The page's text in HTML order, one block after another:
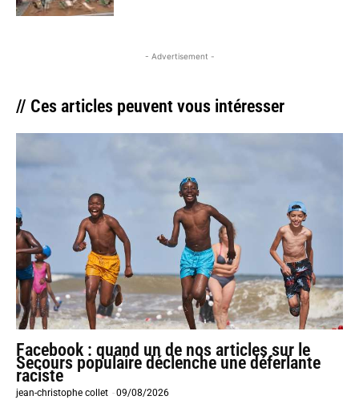
- Advertisement -
// Ces articles peuvent vous intéresser
Facebook : quand un de nos articles sur le
Secours populaire déclenche une déferlante
raciste
jean-christophe collet -09/08/2026